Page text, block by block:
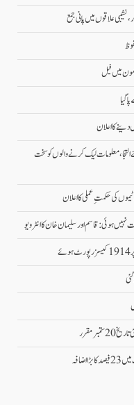
علاقوں میں پانی جمع
دینے کا اعلان
معلومات لیک کرنے والوں کو سخت
ہوئی: قاسم اور سلیمان خان کا انٹرویو